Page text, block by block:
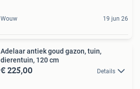
Wouw 19 jun 26
Adelaar antiek goud gazon, tuin,
dierentuin, 120 cm
€ 225,00 Details